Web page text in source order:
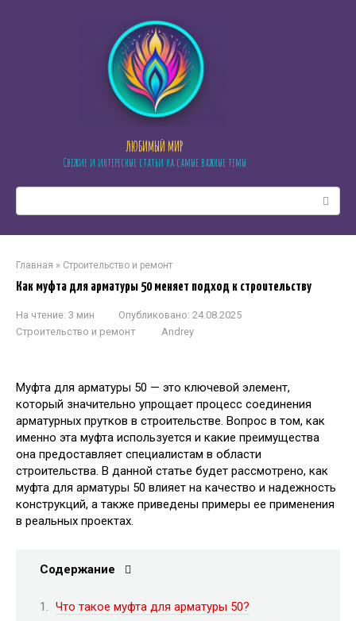
ЛЮБИМЫЙ МИР
Свежие и интересные статьи на самые важные темы
Главная » Строительство и ремонт
Как муфта для арматуры 50 меняет подход к строительству
На чтение: 3 мин Опубликовано: 24.08.2025
Строительство и ремонт
Andrey
Муфта для арматуры 50 — это ключевой элемент,
который значительно упрощает процесс соединения
арматурных прутков в строительстве. Вопрос в том, как
именно эта муфта используется и какие преимущества
она предоставляет специалистам в области
строительства. В данной статье будет рассмотрено, как
муфта для арматуры 50 влияет на качество и надежность
конструкций, а также приведены примеры ее применения
в реальных проектах.
Содержание
Что такое муфта для арматуры 50?